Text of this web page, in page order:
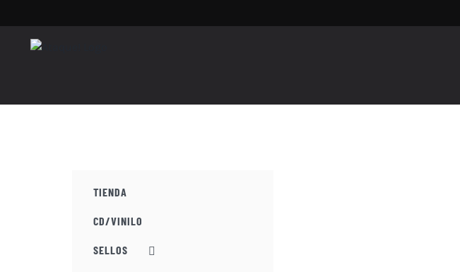
al
contenido
TIENDA
CD/VINILO
SELLOS